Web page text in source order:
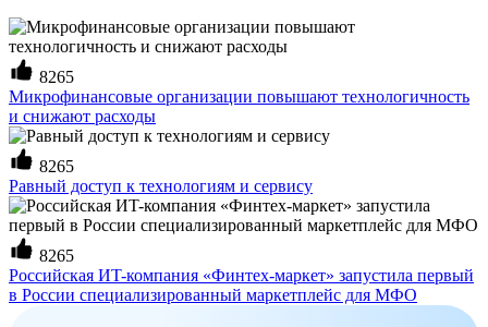
8265
Микрофинансовые организации повышают технологичность
и снижают расходы
8265
Равный доступ к технологиям и сервису
8265
Российская ИT-компания «Финтех-маркет» запустила первый
в России специализированный маркетплейс для МФО